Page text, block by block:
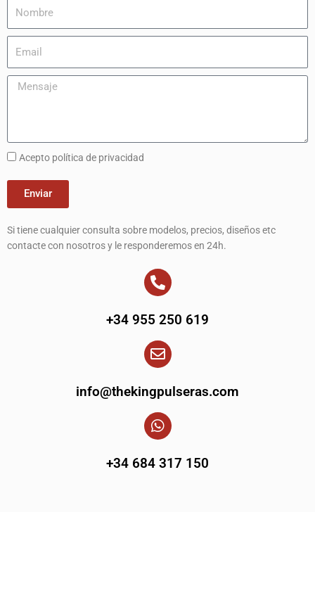
Acepto política de privacidad
Enviar
Si tiene cualquier consulta sobre modelos, precios, diseños etc
contacte con nosotros y le responderemos en 24h.
+34 955 250 619
info@thekingpulseras.com
+34 684 317 150